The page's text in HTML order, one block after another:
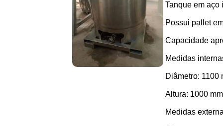
Tanque em aço
Possui pallet
Capacidade
Medidas
Diâmetro: 1100
Altura: 1000
Medidas